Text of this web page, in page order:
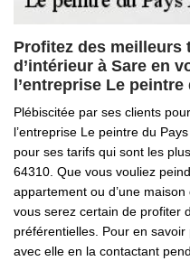
Profitez des meilleurs
d’intérieur à Sare en
l’entreprise Le
Plébiscitée par ses clients
l’entreprise Le peintre du
pour ses tarifs qui sont les
64310. Que vous vouliez
appartement ou d’une maison
vous serez certain de profiter
préférentielles. Pour en
avec elle en la contactant